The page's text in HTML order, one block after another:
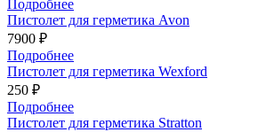
Подробнее
Пистолет для герметика Avon
7900 ₽
Подробнее
Пистолет для герметика Wexford
250 ₽
Подробнее
Пистолет для герметика Stratton